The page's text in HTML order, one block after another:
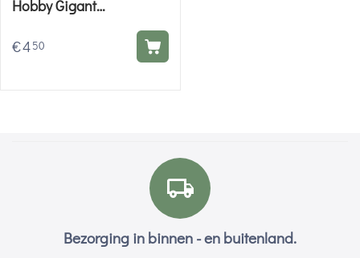
Hobby Gigant
€4 50
Bezorging in binnen - en buitenland.